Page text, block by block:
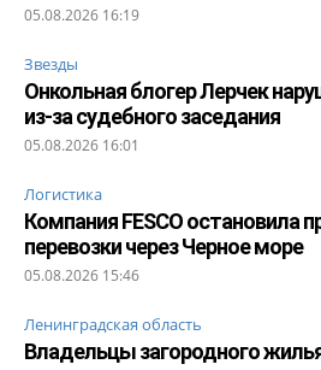
05.08.2026 16:19
Звезды
Онкольная блогер Лерчек
из-за судебного заседания
05.08.2026 16:01
Логистика
Компания FESCO остановила
перевозки через Черное море
05.08.2026 15:46
Ленинградская область
Владельцы загородного